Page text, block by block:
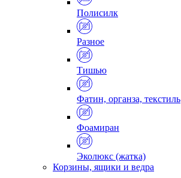
Полисилк
Разное
Тишью
Фатин, органза, текстиль
Фоамиран
Эколюкс (жатка)
Корзины, ящики и ведра